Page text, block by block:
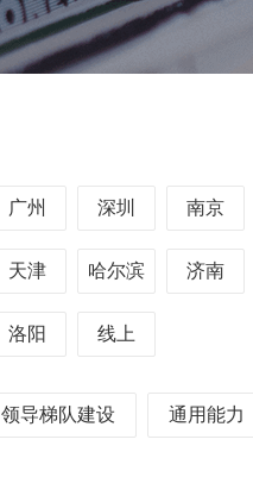
广州 深圳 南京
天津 哈尔滨 济南
洛阳 线上
领导梯队建设 通用能力